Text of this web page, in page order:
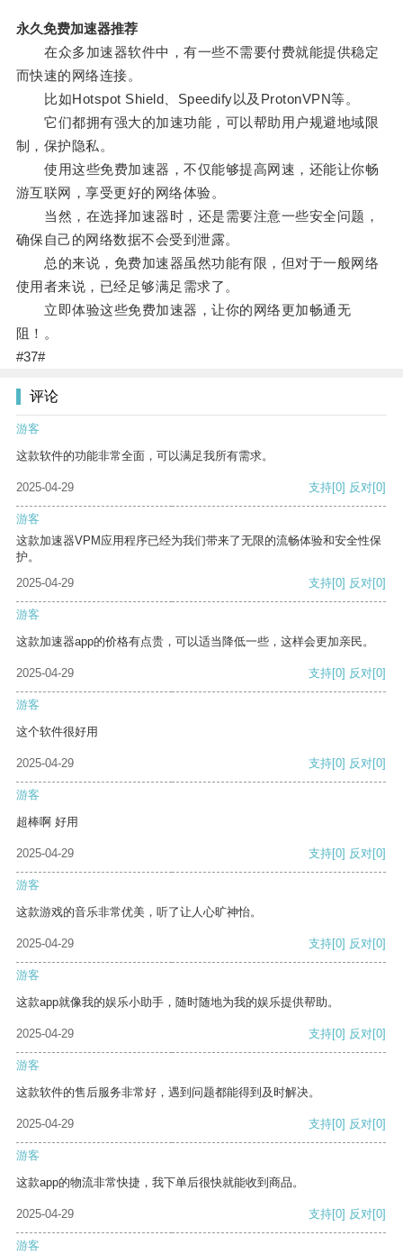
永久免费加速器推荐
在众多加速器软件中，有一些不需要付费就能提供稳定
而快速的网络连接。
比如Hotspot Shield、Speedify以及ProtonVPN等。
它们都拥有强大的加速功能，可以帮助用户规避地域限
制，保护隐私。
使用这些免费加速器，不仅能够提高网速，还能让你畅
游互联网，享受更好的网络体验。
当然，在选择加速器时，还是需要注意一些安全问题，
确保自己的网络数据不会受到泄露。
总的来说，免费加速器虽然功能有限，但对于一般网络
使用者来说，已经足够满足需求了。
立即体验这些免费加速器，让你的网络更加畅通无
阻！。
#37#
评论
游客
这款软件的功能非常全面，可以满足我所有需求。
2025-04-29 支持[0] 反对[0]
游客
这款加速器VPM应用程序已经为我们带来了无限的流畅体验和安全性保
护。
2025-04-29
支持[0] 反对[0]
游客
这款加速器app的价格有点贵，可以适当降低一些，这样会更加亲民。
2025-04-29 支持[0] 反对[0]
游客
这个软件很好用
2025-04-29 支持[0] 反对[0]
游客
超棒啊 好用
2025-04-29 支持[0] 反对[0]
游客
这款游戏的音乐非常优美，听了让人心旷神怡。
2025-04-29 支持[0] 反对[0]
游客
这款app就像我的娱乐小助手，随时随地为我的娱乐提供帮助。
2025-04-29 支持[0] 反对[0]
游客
这款软件的售后服务非常好，遇到问题都能得到及时解决。
2025-04-29 支持[0] 反对[0]
游客
这款app的物流非常快捷，我下单后很快就能收到商品。
2025-04-29 支持[0] 反对[0]
游客